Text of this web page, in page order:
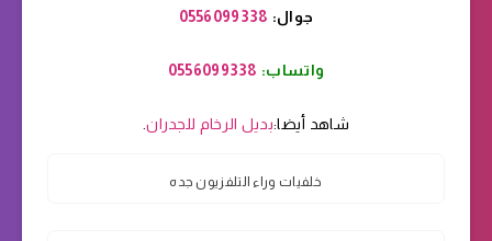
جوال: 0556099338
واتساب: 0556099338
شاهد أيضا:بديل الرخام للجدران.
خلفيات وراء التلفزيون جده